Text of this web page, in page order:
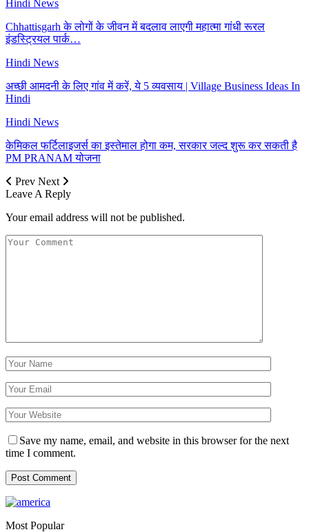
Hindi News
Chhattisgarh के लोगों के जीवन में बदलाव लाएगी महात्मा गांधी रूरल
इंडस्ट्रियल पार्क…
Hindi News
अच्छी आमदनी के लिए गांव में करें, ये 5 व्यवसाय | Village Business Ideas In
Hindi
Hindi News
केमिकल फर्टिलाइजर्स का इस्तेमाल होगा कम, सरकार जल्द शुरू कर सकती है
PM PRANAM योजना
Prev Next
Leave A Reply
Your email address will not be published.
Save my name, email, and website in this browser for the next
time I comment.
Most Popular